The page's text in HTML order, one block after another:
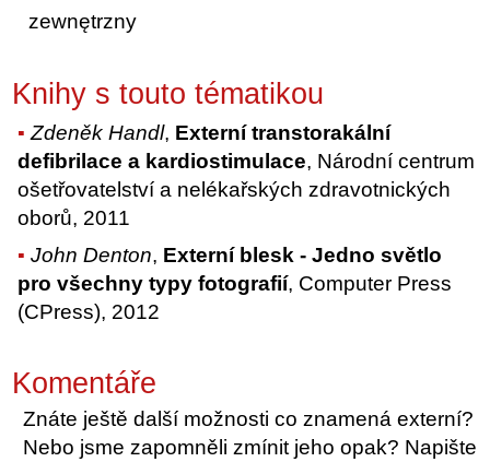
zewnętrzny
Knihy s touto tématikou
Zdeněk Handl, Externí transtorakální
defibrilace a kardiostimulace, Národní centrum
ošetřovatelství a nelékařských zdravotnických
oborů, 2011
John Denton, Externí blesk - Jedno světlo
pro všechny typy fotografií, Computer Press
(CPress), 2012
Komentáře
Znáte ještě další možnosti co znamená externí?
Nebo jsme zapomněli zmínit jeho opak? Napište